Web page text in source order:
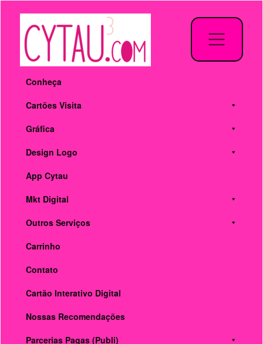
conteúdo
Conheça
Cartões Visita
Gráfica
Design Logo
App Cytau
Mkt Digital
Outros Serviços
Carrinho
Contato
Cartão Interativo Digital
Nossas Recomendações
Parcerias Pagas (publi)